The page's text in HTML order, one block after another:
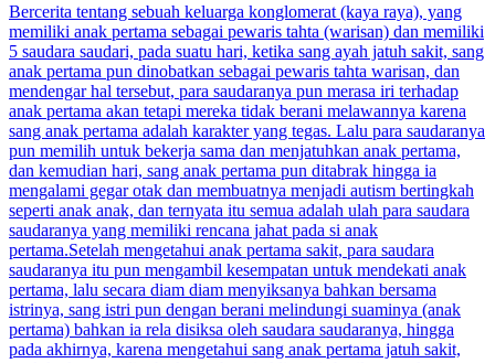
Bercerita tentang sebuah keluarga konglomerat (kaya raya), yang
memiliki anak pertama sebagai pewaris tahta (warisan) dan memiliki
5 saudara saudari, pada suatu hari, ketika sang ayah jatuh sakit, sang
anak pertama pun dinobatkan sebagai pewaris tahta warisan, dan
mendengar hal tersebut, para saudaranya pun merasa iri terhadap
anak pertama akan tetapi mereka tidak berani melawannya karena
sang anak pertama adalah karakter yang tegas. Lalu para saudaranya
pun memilih untuk bekerja sama dan menjatuhkan anak pertama,
dan kemudian hari, sang anak pertama pun ditabrak hingga ia
mengalami gegar otak dan membuatnya menjadi autism bertingkah
seperti anak anak, dan ternyata itu semua adalah ulah para saudara
saudaranya yang memiliki rencana jahat pada si anak
pertama.Setelah mengetahui anak pertama sakit, para saudara
saudaranya itu pun mengambil kesempatan untuk mendekati anak
pertama, lalu secara diam diam menyiksanya bahkan bersama
istrinya, sang istri pun dengan berani melindungi suaminya (anak
pertama) bahkan ia rela disiksa oleh saudara saudaranya, hingga
pada akhirnya, karena mengetahui sang anak pertama jatuh sakit,